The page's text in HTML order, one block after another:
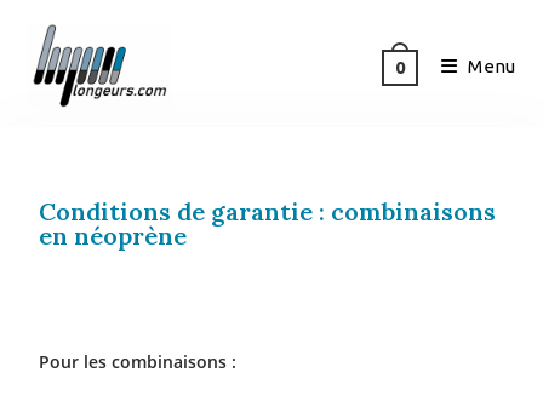
0 Menu
Conditions de garantie : combinaisons
en néoprène
Pour les combinaisons :